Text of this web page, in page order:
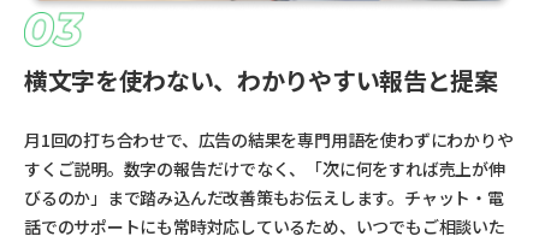
横文字を使わない、わかりやすい報告と提案
月1回の打ち合わせで、広告の結果を専門用語を使わずにわかりや
すくご説明。数字の報告だけでなく、「次に何をすれば売上が伸
びるのか」まで踏み込んだ改善策もお伝えします。チャット・電
話でのサポートにも常時対応しているため、いつでもご相談いた